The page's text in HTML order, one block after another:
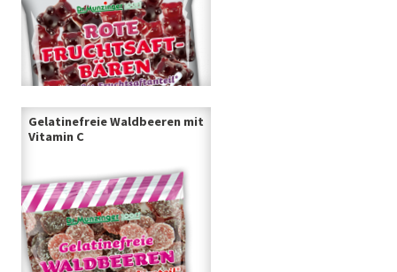
Gelatinefreie Waldbeeren mit
Vitamin C